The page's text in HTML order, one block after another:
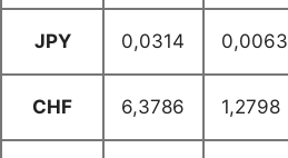
JPY 0,0314 0,0063
CHF 6,3786 1,2798